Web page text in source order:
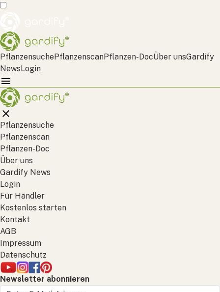
PflanzensuchePflanzenscanPflanzen-DocÜber unsGardify
NewsLogin
Pflanzensuche
Pflanzenscan
Pflanzen-Doc
Über uns
Gardify News
Login
Für Händler
Kostenlos starten
Kontakt
AGB
Impressum
Datenschutz
Newsletter abonnieren